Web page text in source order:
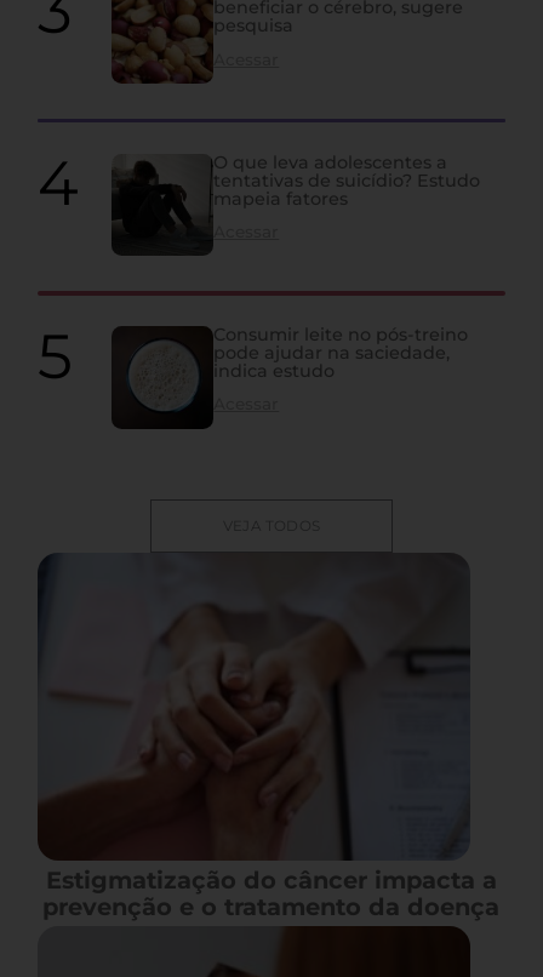
beneficiar o cérebro, sugere
pesquisa
O que leva adolescentes a
tentativas de suicídio? Estudo
mapeia fatores
Consumir leite no pós-treino
pode ajudar na saciedade,
indica estudo
VEJA TODOS
Estigmatização do câncer impacta a
prevenção e o tratamento da doença